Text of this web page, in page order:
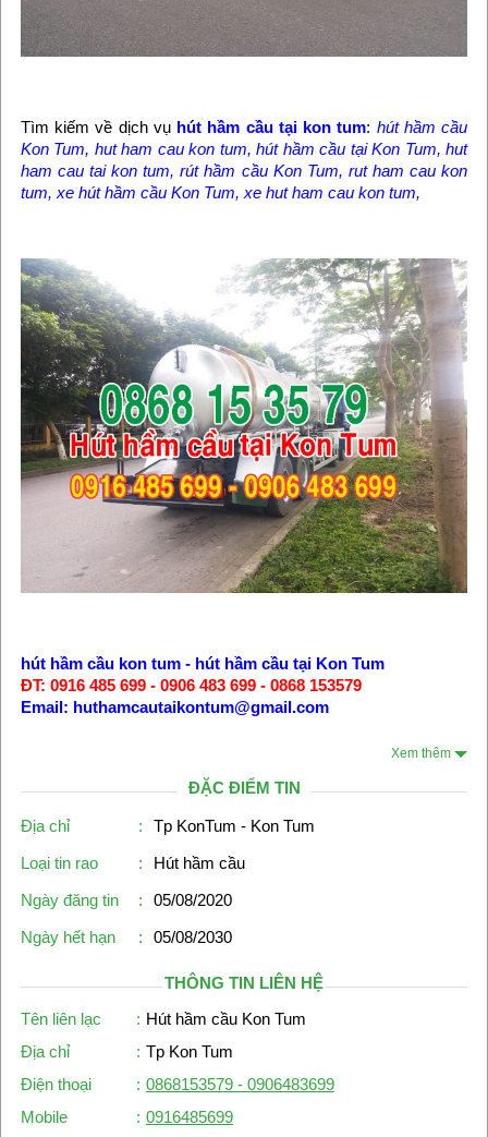
Tìm kiếm về dịch vụ hút hầm cầu tại kon tum: hút hầm cầu
Kon Tum, hut ham cau kon tum, hút hầm cầu tại Kon Tum, hut
ham cau tai kon tum, rút hầm cầu Kon Tum, rut ham cau kon
tum, xe hút hầm cầu Kon Tum, xe hut ham cau kon tum,
hút hầm cầu kon tum - hút hầm cầu tại Kon Tum
ĐT: 0916 485 699 - 0906 483 699 - 0868 153579
Email: huthamcautaikontum@gmail.com
Xem thêm
ĐẶC ĐIỂM TIN
Địa chỉ :
Tp KonTum - Kon Tum
Loại tin rao
:
Hút hầm cầu
Ngày đăng tin
:
05/08/2020
Ngày hết hạn
: 05/08/2030
THÔNG TIN LIÊN HỆ
Tên liên lạc
: Hút hầm cầu Kon Tum
Địa chỉ
: Tp Kon Tum
Điện thoại
: 0868153579 - 0906483699
Mobile
: 0916485699